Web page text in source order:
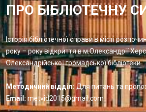
ПРО БІБЛІОТЕЧНУ
Історія бібліотечної справи в місті
року – року відкриття в м.Олександрії
Олександрійської громадської бібліотеки
Методичний відділ: Для питань та
Email: metvid2015@gmail.com